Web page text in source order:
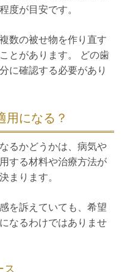
度が目安です。
数の被せ物を作り直す
とがあります。 どの歯
に確認する必要があり
用になる？
るかどうかは、病気や
する材料や治療方法が
まります。
を訴えていても、希望
なるわけではありませ
ス